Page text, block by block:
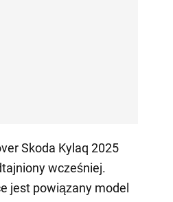
Skoda Kylaq 2025
wcześniej.
jest powiązany model